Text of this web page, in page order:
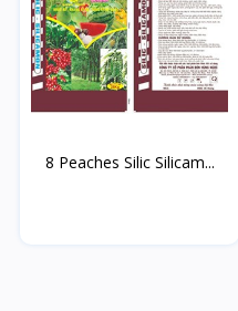
8 Peaches Silic Silicam...